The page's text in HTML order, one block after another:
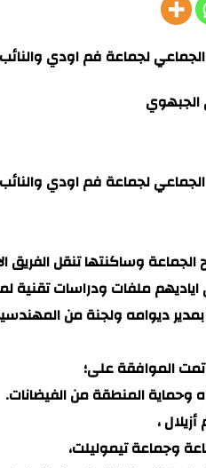
لجماعة فم اودي
لجماعة فم اودي
وساكنتها تنقل
ملفات ودراسات تقنية
بمدير ديوامه ولجنة من
الموافقة على؛
وحماية المنطقة من الفيضانات.
،
وجماعة تيموليلت،